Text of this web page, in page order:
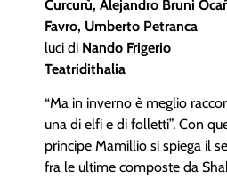
Curcurù, Alejandro Bruni
Favro, Umberto Petranca
luci di Nando Frigerio
Teatridithalia
“Ma in inverno è meglio
una di elfi e di folletti”. Con
principe Mamillio si spiega il
fra le ultime composte da